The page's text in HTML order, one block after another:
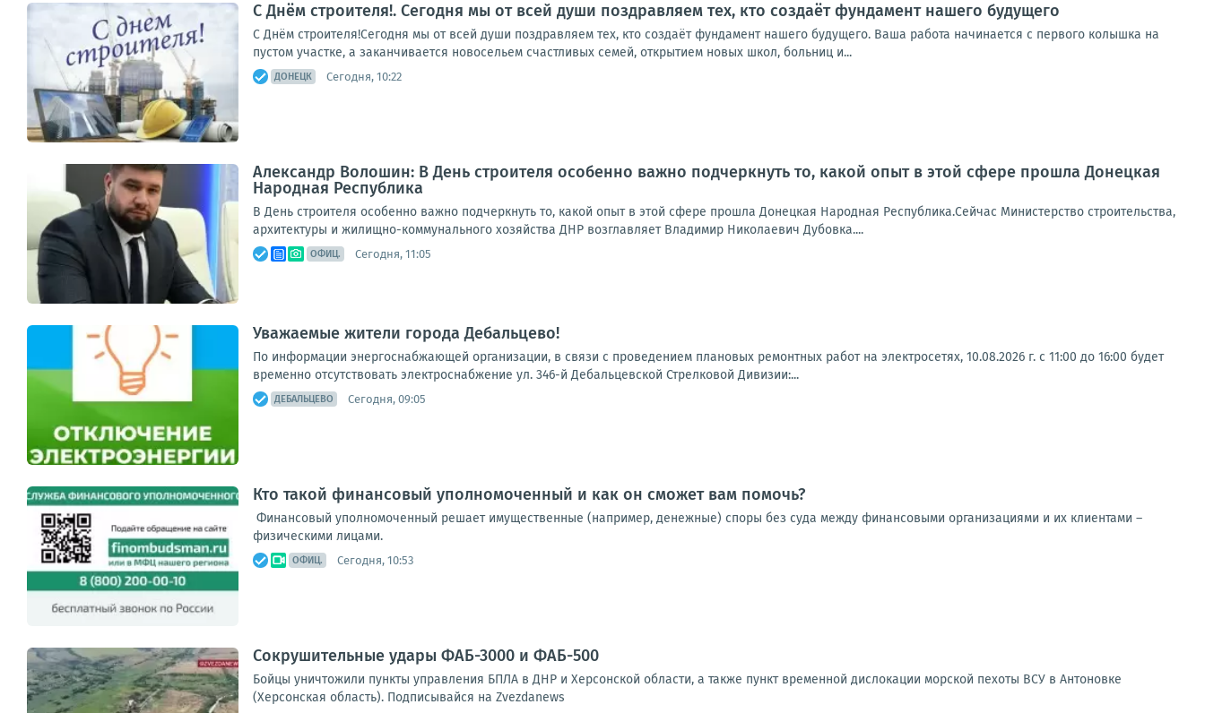
С Днём строителя!. Сегодня мы от всей души поздравляем тех, кто создаёт фундамент нашего будущего
С Днём строителя!Сегодня мы от всей души поздравляем тех, кто создаёт фундамент нашего будущего. Ваша работа начинается с первого колышка на
пустом участке, а заканчивается новосельем счастливых семей, открытием новых школ, больниц и...
ДОНЕЦК Сегодня, 10:22
Александр Волошин: В День строителя особенно важно подчеркнуть то, какой опыт в этой сфере прошла Донецкая
Народная Республика
В День строителя особенно важно подчеркнуть то, какой опыт в этой сфере прошла Донецкая Народная Республика.Сейчас Министерство строительства,
архитектуры и жилищно-коммунального хозяйства ДНР возглавляет Владимир Николаевич Дубовка....
ОФИЦ. Сегодня, 11:05
Уважаемые жители города Дебальцево!
По информации энергоснабжающей организации, в связи с проведением плановых ремонтных работ на электросетях, 10.08.2026 г. с 11:00 до 16:00 будет
временно отсутствовать электроснабжение ул. 346-й Дебальцевской Стрелковой Дивизии:...
ДЕБАЛЬЦЕВО Сегодня, 09:05
Кто такой финансовый уполномоченный и как он сможет вам помочь?
Финансовый уполномоченный решает имущественные (например, денежные) споры без суда между финансовыми организациями и их клиентами –
физическими лицами.
ОФИЦ. Сегодня, 10:53
Сокрушительные удары ФАБ-3000 и ФАБ-500
Бойцы уничтожили пункты управления БПЛА в ДНР и Херсонской области, а также пункт временной дислокации морской пехоты ВСУ в Антоновке
(Херсонская область). Подписывайся на Zvezdanews